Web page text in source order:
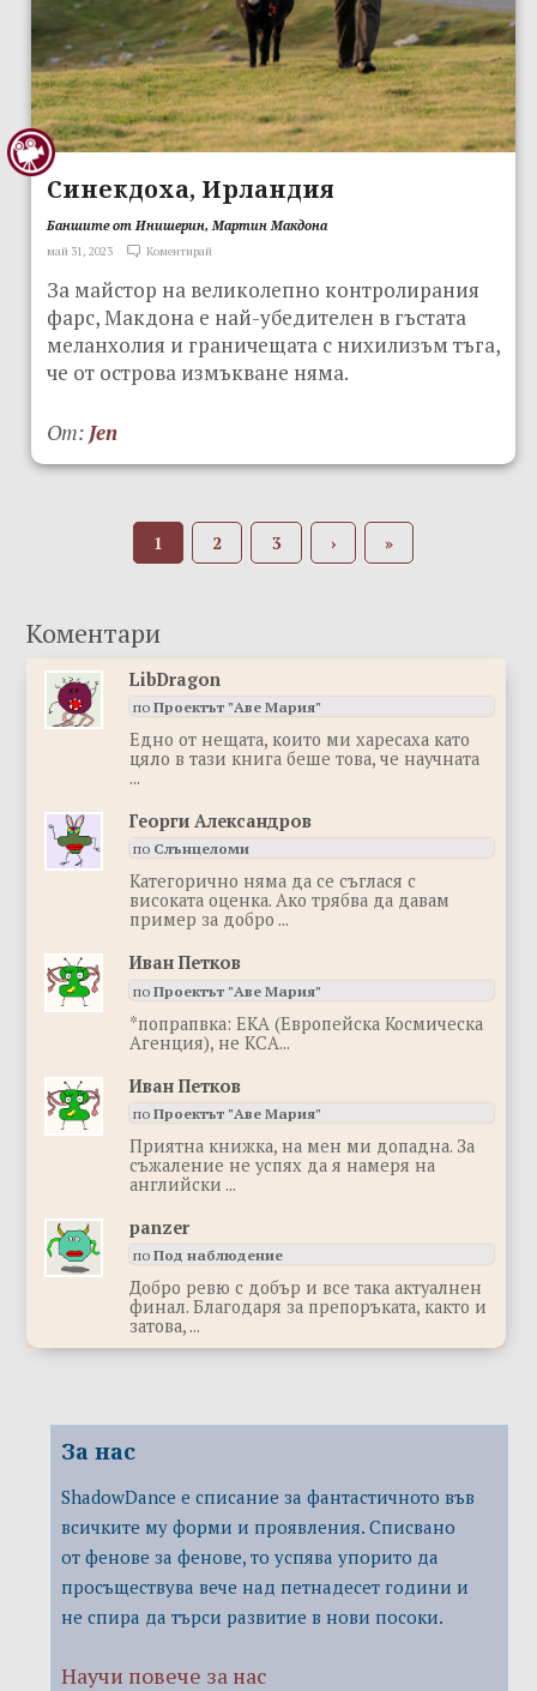
Синекдоха, Ирландия
Баншите от Инишерин, Мартин Макдона
май 31, 2023 Коментирай
За майстор на великолепно контролирания
фарс, Макдона е най-убедителен в гъстата
меланхолия и граничещата с нихилизъм тъга,
че от острова измъкване няма.
От: Jen
1 2 3 › »
LibDragon
поПроектът "Аве Мария"
Eдно от нещата, които ми харесаха като
цяло в тази книга беше това, че научната
...
Георги Александров
по Слънцеломи
Категорично няма да се съглася с
високата оценка. Ако трябва да давам
пример за добро ...
Иван Петков
поПроектът "Аве Мария"
*попрапвка: ЕКА (Европейска Космическа
Агенция), не КСА...
Иван Петков
поПроектът "Аве Мария"
Приятна книжка, на мен ми допадна. За
съжаление не успях да я намеря на
английски ...
panzer
поПод наблюдение
Добро ревю с добър и все така актуалнен
финал. Благодаря за препоръката, както и
затова, ...
За нас
ShadowDance е списание за фантастичното във
всичките му форми и проявления. Списвано
от фенове за фенове, то успява упорито да
просъществува вече над петнадесет години и
не спира да търси развитие в нови посоки.
Научи повече за нас